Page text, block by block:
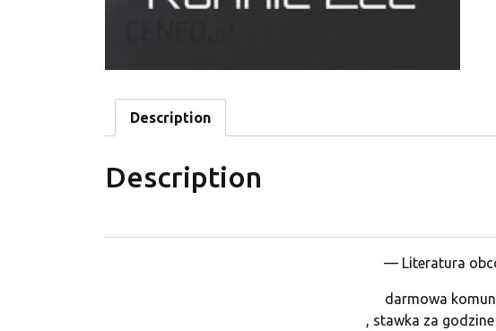
Description
Description
— Literatura
darmowa
, stawka za godzine